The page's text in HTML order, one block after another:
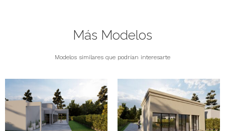
Más Modelos
Modelos similares que podrían interesarte